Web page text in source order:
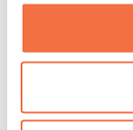
HORARIO DE TARDE